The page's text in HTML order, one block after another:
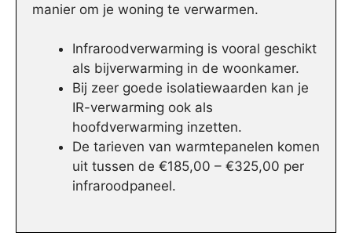
manier om je woning te verwarmen.
Infraroodverwarming is vooral geschikt
als bijverwarming in de woonkamer.
Bij zeer goede isolatiewaarden kan je
IR-verwarming ook als
hoofdverwarming inzetten.
De tarieven van warmtepanelen komen
uit tussen de €185,00 – €325,00 per
infraroodpaneel.